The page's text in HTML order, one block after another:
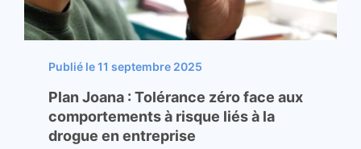
Publié le 11 septembre 2025
Plan Joana : Tolérance zéro face aux
comportements à risque liés à la
drogue en entreprise